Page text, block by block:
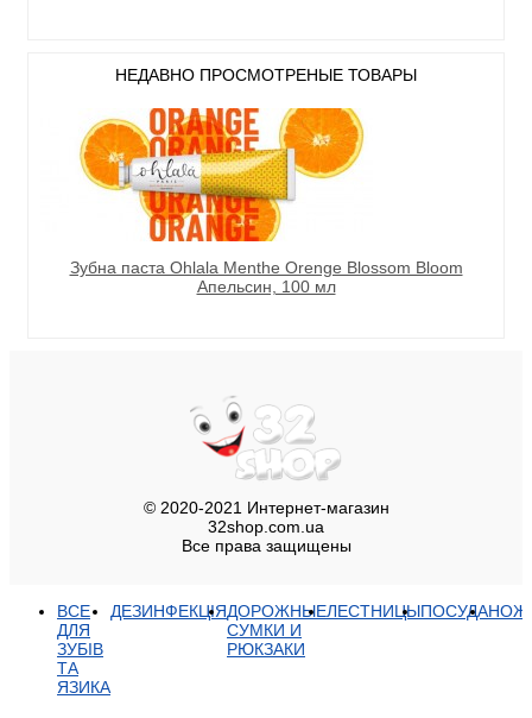
НЕДАВНО ПРОСМОТРЕНЫЕ ТОВАРЫ
Зубна паста Ohlala Menthe Orenge Blossom Bloom
Апельсин, 100 мл
© 2020-2021 Интернет-магазин
32shop.com.ua
Все права защищены
ВСЕ
ДЛЯ
ЗУБІВ
ТА
ЯЗИКА
ДЕЗИНФЕКЦІЯДОРОЖНЫЕ
СУМКИ И
РЮКЗАКИ
ЛЕСТНИЦЫПОСУДА